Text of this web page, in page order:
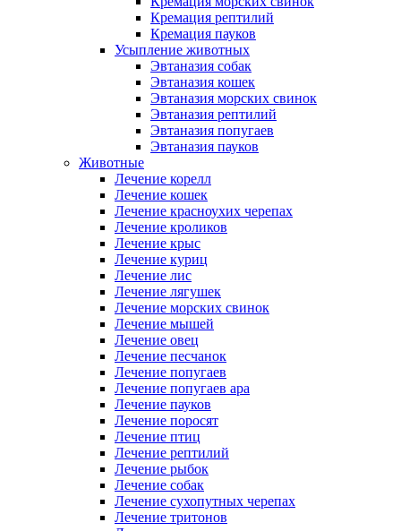
Кремация рептилий
Кремация пауков
Усыпление животных
Эвтаназия собак
Эвтаназия кошек
Эвтаназия морских свинок
Эвтаназия рептилий
Эвтаназия попугаев
Эвтаназия пауков
Животные
Лечение корелл
Лечение кошек
Лечение красноухих черепах
Лечение кроликов
Лечение крыс
Лечение куриц
Лечение лис
Лечение лягушек
Лечение морских свинок
Лечение мышей
Лечение овец
Лечение песчанок
Лечение попугаев
Лечение попугаев ара
Лечение пауков
Лечение поросят
Лечение птиц
Лечение рептилий
Лечение рыбок
Лечение собак
Лечение сухопутных черепах
Лечение тритонов